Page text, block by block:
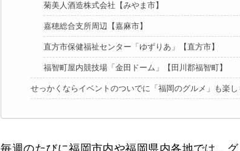
菊美人酒造株式会社【みやま市】
嘉穂総合支所周辺【嘉麻市】
直方市保健福祉センター「ゆずりあ」【直方市】
福智町屋内競技場「金田ドーム」【田川郡福智町】
せっかくならイベントのついでに「福岡のグルメ」も楽し
毎週のたびに福岡市内や福岡県内各地では、